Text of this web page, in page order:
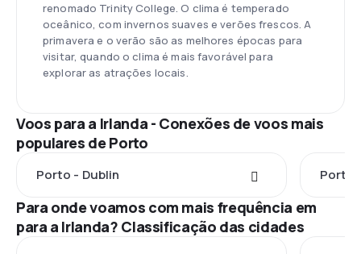
renomado Trinity College. O clima é temperado
oceânico, com invernos suaves e verões frescos. A
primavera e o verão são as melhores épocas para
visitar, quando o clima é mais favorável para
explorar as atrações locais.
Voos para a Irlanda - Conexões de voos mais
populares de Porto
Porto - Dublin Porto
Para onde voamos com mais frequência em
para a Irlanda? Classificação das cidades